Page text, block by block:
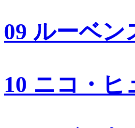
09 ルーベ
10 ニコ・